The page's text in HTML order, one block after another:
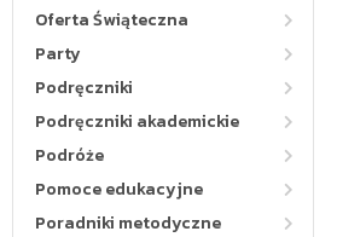
Oferta Świąteczna
Party
Podręczniki
Podręczniki akademickie
Podróże
Pomoce edukacyjne
Poradniki metodyczne